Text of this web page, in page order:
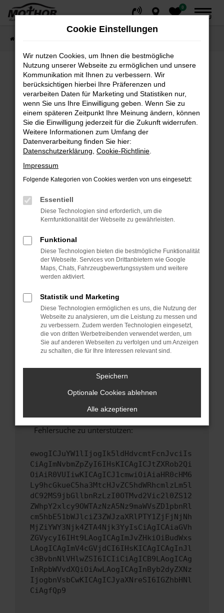
Zum
0
MENÜ
Fehler: Network Error
Beim Laden ist ein Fehler aufgetreten.
Hier sind ein paar Tipps, die dir helfen können:
Überprüfe deine Firewall und deine
Internetverbindung.
Suchmaschine?
Manche Erweiterungen, wie Werbeblocker,
können das Laden bestimmter Seiten
verhindern. Funktioniert die Seite in einem
Fenster?
Starte dein Gerät neu.
Das kann manchmal helfen, vorübergehende
Probleme zu beheben.
Stelle sicher, dass dein Browser und dein
Betriebssystem auf dem neuesten Stand
sind.
Veraltete Software birgt nicht nur ein
Sicherheitsrisiko, sondern kann auch dazu
führen, dass bestimmte Funktionen nicht mehr
Wende dich an den Webseitenbetreiber.
hast, kontaktiere uns bitte. Wir werden
versuchen, das Problem zu beheben. Du kannst
uns diesen Text schicken, um uns bei der
Fehlersuche zu unterstützen:
ewogICJuYW1lIjogIk5ldHdvcmtFcnJvciIs
CiAgImNvbmZpZyI6IHsKICAgICJtZXRob2Qi
OiAiR0VUIiwKICAgICJ1cmwiOiAiaHR0cHM6
Ly9hcGkueC5ha3MtcHJvZC5hdWRhcmlzLm5l
dC92MS9jbGllbnRzLzI0OTMvd2Vic2l0ZS12
ZWhpY2xlcy9OWTAzNzA5Nz9maWVsZD1pbnRl
cm5hbE51bWJlciZ3ZWJzaXRlPTY1ZjFjNjNh
MjZiYWY3Njk4ZTA4Njk3YyIsCiAgICAiaGVh
ZGVycyI6IHt9LAogICAgImJvZHkiOiBudWxs
LAogICAgImV4cGVjdCI6IHsKICAgICAgInJl
c3BvbnNlVHlwZSI6ICIiCiAgICB9LAogICAg
InRpbWVvdXQiOiAwLAogICAgInByb2dyZXNz
IjogbnVsbCwKICAgICJyaXNreSI6IGZhbHNl
CiAgfQp9
Cookie Einstellungen
Wir nutzen Cookies, um Ihnen die bestmögliche
Nutzung unserer Webseite zu ermöglichen und unsere
Kommunikation mit Ihnen zu verbessern. Wir
berücksichtigen hierbei Ihre Präferenzen und
verarbeiten Daten für Marketing und Statistiken nur,
wenn Sie uns Ihre Einwilligung geben. Wenn Sie zu
einem späteren Zeitpunkt Ihre Meinung ändern, können
Sie die Einwilligung jederzeit für die Zukunft widerrufen.
Weitere Informationen zum Umfang der
Datenverarbeitung finden Sie hier:
Datenschutzerklärung Cookie-Richtlinie
Impressum
Folgende Kategorien von Cookies werden von uns eingesetzt:
Essentiell
Diese Technologien sind erforderlich, um die
Kernfunktionalität der Webseite zu gewährleisten.
Funktional
Diese Technologien bieten die bestmögliche Funktionalität
der Webseite. Services von Drittanbietern wie Google
Maps, Chats, Fahrzeugbewertungssystem und weitere
werden aktiviert.
Statistik und Marketing
Diese Technologien ermöglichen es uns, die Nutzung der
Webseite zu analysieren, um die Leistung zu messen und
zu verbessern. Zudem werden Technologien eingesetzt,
die von dritten Werbetreibenden verwendet werden, um
Sie auf anderen Webseiten zu verfolgen und um Anzeigen
zu schalten, die für Ihre Interessen relevant sind.
Speichern
Optionale Cookies ablehnen
Alle akzeptieren